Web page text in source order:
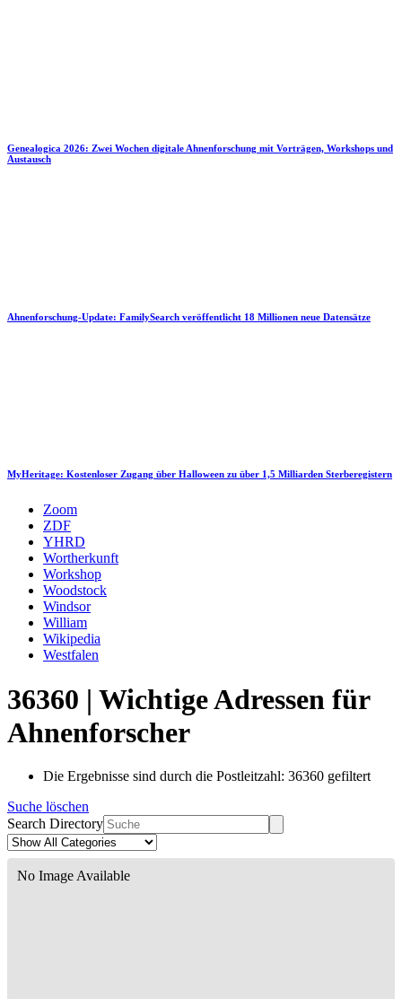
Genealogica 2026: Zwei Wochen digitale Ahnenforschung mit Vorträgen, Workshops und
Austausch
Ahnenforschung-Update: FamilySearch veröffentlicht 18 Millionen neue Datensätze
MyHeritage: Kostenloser Zugang über Halloween zu über 1,5 Milliarden Sterberegistern
Zoom
ZDF
YHRD
Wortherkunft
Workshop
Woodstock
Windsor
William
Wikipedia
Westfalen
36360 | Wichtige Adressen für
Ahnenforscher
Die Ergebnisse sind durch die Postleitzahl: 36360 gefiltert
Suche löschen
Search Directory
No Image Available